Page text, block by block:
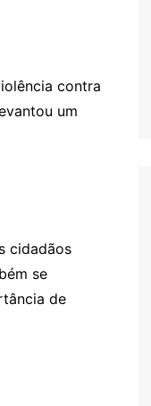
contra
um
cidadãos
se
de